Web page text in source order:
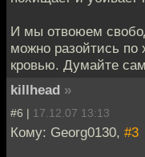
И мы отвоюем
можно разойтись
кровью. Думайте
killhead »
#6 | 17.12.07 13:13
Кому: Georg0130, #3